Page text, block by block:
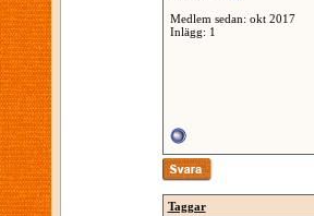
Medlem sedan: okt 2017
Inlägg: 1
Taggar